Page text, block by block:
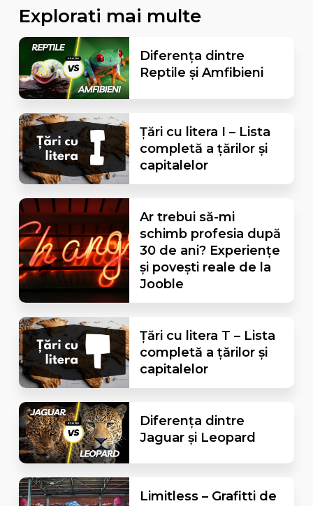
Explorati mai multe
Diferența dintre
Reptile și Amfibieni
Țări cu litera I – Lista
completă a țărilor și
capitalelor
Ar trebui să-mi
schimb profesia după
30 de ani? Experiențe
și povești reale de la
Jooble
Țări cu litera T – Lista
completă a țărilor și
capitalelor
Diferența dintre
Jaguar și Leopard
Limitless – Grafitti de